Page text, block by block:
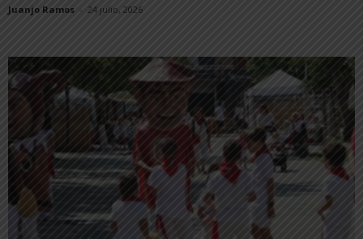
Juanjo Ramos - 24 julio, 2026